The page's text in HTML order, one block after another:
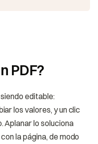
PDF?
editable:
los valores, y un clic
Aplanar lo soluciona
la página, de modo